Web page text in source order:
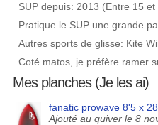
SUP depuis: 2013 (Entre 15
Pratique le SUP une grande
Autres sports de glisse: Kite
Coté matos, je préfère ramer
Mes planches (Je les ai)
fanatic prowave 8'5 x
Ajouté au quiver le 8